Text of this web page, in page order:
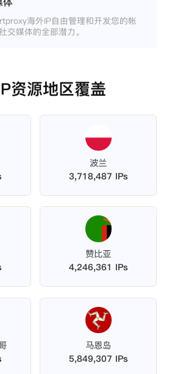
海外IP自由管理和开发您的帐
交媒体的全部潜力。
资源地区覆盖
波兰
3,718,487 IPs
赞比亚
4,246,361 IPs
马恩岛
5,849,307 IPs